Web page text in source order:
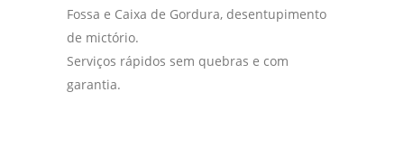
Fossa e Caixa de Gordura, desentupimento
de mictório.
Serviços rápidos sem quebras e com
garantia.